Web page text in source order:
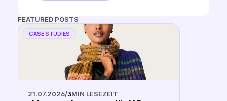
FEATURED POSTS
CASE STUDIES
21.07.2026/3MIN LESEZEIT